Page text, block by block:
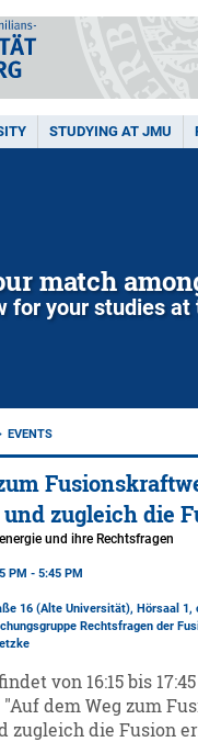
STUDYING AT JMU
match
for your studies
EVENTS
zugleich die
und ihre Rechtsfragen
PM - 5:45 PM
16 (Alte Universität), Hörsaal 1,
Rechtsfragen der
von 16:15 bis
dem Weg zum
zugleich die Fusion